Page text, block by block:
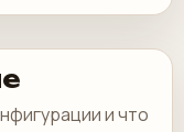
и что